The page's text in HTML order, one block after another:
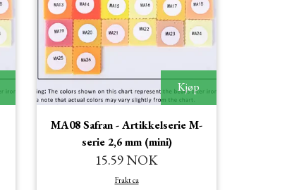
Kjøp
MA08 Safran - Artikkelserie M-
serie 2,6 mm (mini)
15.59 NOK
Frakt ca